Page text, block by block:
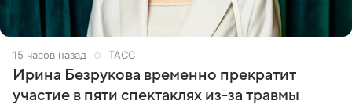
15 часов назад ТАСС
Ирина Безрукова временно прекратит
участие в пяти спектаклях из-за травмы